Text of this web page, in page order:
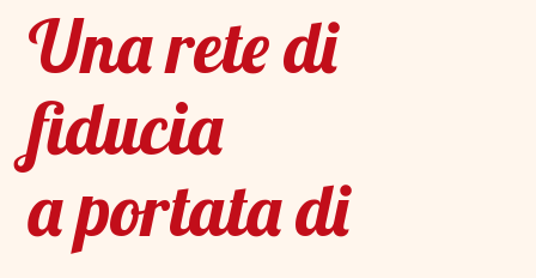
Una rete di
fiducia
a portata di